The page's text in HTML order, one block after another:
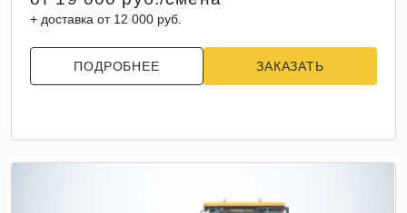
+ доставка от 12 000 руб.
ПОДРОБНЕЕ ЗАКАЗАТЬ